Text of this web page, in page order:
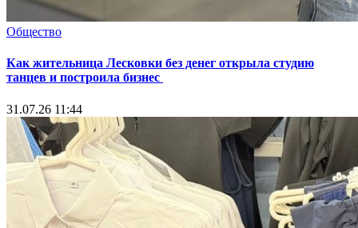
Общество
Как жительница Лесковки без денег открыла студию
танцев и построила бизнес
31.07.26 11:44